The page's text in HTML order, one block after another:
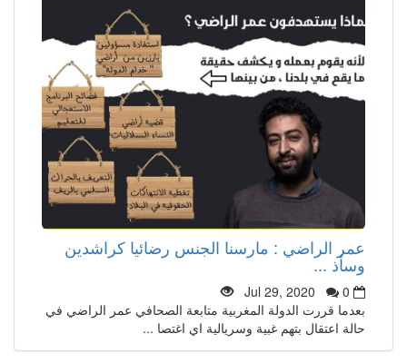
عمر الراضي : مارسنا الجنس رضائيا كراشدين
وسأذ ...
Jul 29, 2020
0
بعدما قررت الدولة المغربية متابعة الصحافي عمر الراضي في
حالة اعتقال بتهم غبية وسريالية اي اغتصا ...